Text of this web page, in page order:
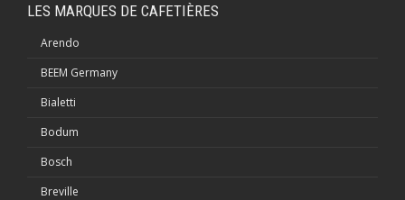
LES MARQUES DE CAFETIÈRES
Arendo
BEEM Germany
Bialetti
Bodum
Bosch
Breville